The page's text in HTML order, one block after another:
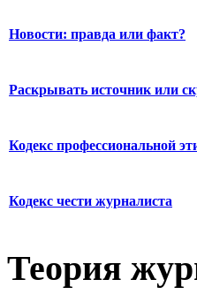
Новости: правда или факт?
Раскрывать источник или
Кодекс профессиональной
Кодекс чести журналиста
Теория